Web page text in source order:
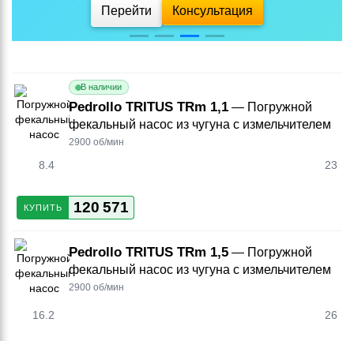
Перейти Консультация
В наличии
Pedrollo TRITUS TRm 1,1 — Погружной
фекальный насос из чугуна с измельчителем
2900 об/мин
8.4 23
КУПИТЬ 120 571
Pedrollo TRITUS TRm 1,5 — Погружной
фекальный насос из чугуна с измельчителем
2900 об/мин
16.2 26